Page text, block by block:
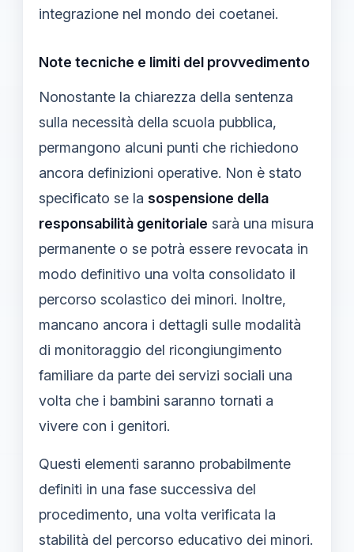
integrazione nel mondo dei coetanei.
Note tecniche e limiti del provvedimento
Nonostante la chiarezza della sentenza
sulla necessità della scuola pubblica,
permangono alcuni punti che richiedono
ancora definizioni operative. Non è stato
specificato se la sospensione della
responsabilità genitoriale sarà una misura
permanente o se potrà essere revocata in
modo definitivo una volta consolidato il
percorso scolastico dei minori. Inoltre,
mancano ancora i dettagli sulle modalità
di monitoraggio del ricongiungimento
familiare da parte dei servizi sociali una
volta che i bambini saranno tornati a
vivere con i genitori.
Questi elementi saranno probabilmente
definiti in una fase successiva del
procedimento, una volta verificata la
stabilità del percorso educativo dei minori.